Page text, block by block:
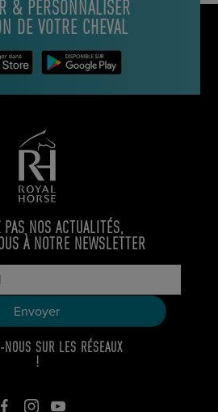
& PERSONNALISER
DE VOTRE CHEVAL
PAS NOS ACTUALITÉS,
À NOTRE NEWSLETTER
NOUS SUR LES RÉSEAUX
!